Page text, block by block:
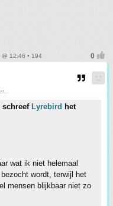
12:46 • 194
schreef Lyrebird het
wat ik niet helemaal
wordt, terwijl het
mensen blijkbaar niet zo